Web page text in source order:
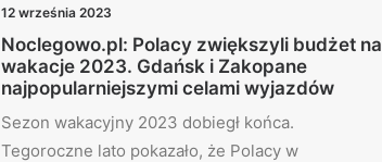
12 września 2023
Noclegowo.pl: Polacy zwiększyli budżet na
wakacje 2023. Gdańsk i Zakopane
najpopularniejszymi celami wyjazdów
Sezon wakacyjny 2023 dobiegł końca.
Tegoroczne lato pokazało, że Polacy w